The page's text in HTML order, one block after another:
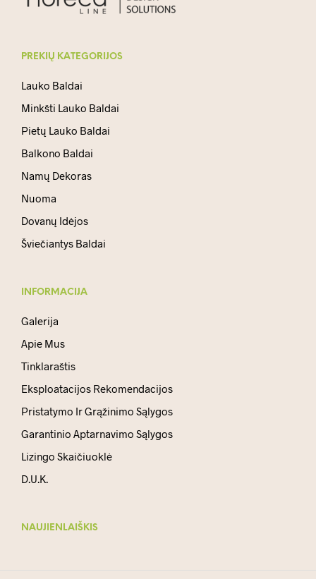
PREKIŲ KATEGORIJOS
Lauko Baldai
Minkšti Lauko Baldai
Pietų Lauko Baldai
Balkono Baldai
Namų Dekoras
Nuoma
Dovanų Idėjos
Šviečiantys Baldai
INFORMACIJA
Galerija
Apie Mus
Tinklaraštis
Eksploatacijos Rekomendacijos
Pristatymo Ir Grąžinimo Sąlygos
Garantinio Aptarnavimo Sąlygos
Lizingo Skaičiuoklė
D.U.K.
NAUJIENLAIŠKIS